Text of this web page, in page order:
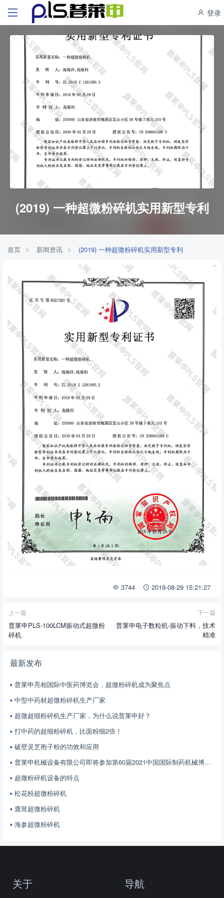
登录
(2019) 一种超微粉碎机实用新型专利
首页 新闻资讯 (2019) 一种超微粉碎机实用新型专利
3744 2019-08-29 15:21:27
上一篇
普莱申PLS-100LCM振动式超微粉
碎机
下一篇
普莱申电子数粒机-振动下料，技术
精准
最新发布
普莱申亮相国际中医药博览会，超微粉碎机成为聚焦点
中型中药材超微粉碎机生产厂家
超微超细粉碎机生产厂家，为什么说普莱申好？
打中药的超细粉碎机，比面粉细2倍！
破壁灵芝孢子粉的功效和应用
普莱申机械设备有限公司即将参加第60届2021中国国际制药机械博览会
超微粉碎机设备的特点
松花粉超微粉碎机
鹿茸超微粉碎机
海参超微粉碎机
关于 导航